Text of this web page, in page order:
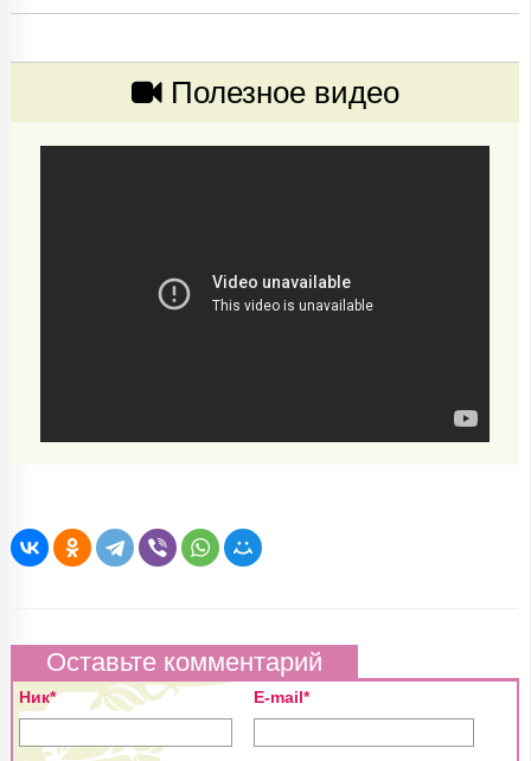
Полезное видео
Оставьте комментарий
Ник* E-mail*